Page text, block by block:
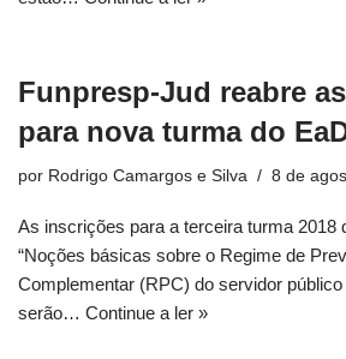
Funpresp-Jud reabre
para nova turma do
por Rodrigo Camargos e Silva 8 de
As inscrições para a terceira turma 2018
“Noções básicas sobre o Regime de
Complementar (RPC) do servidor público
serão… Continue a ler »